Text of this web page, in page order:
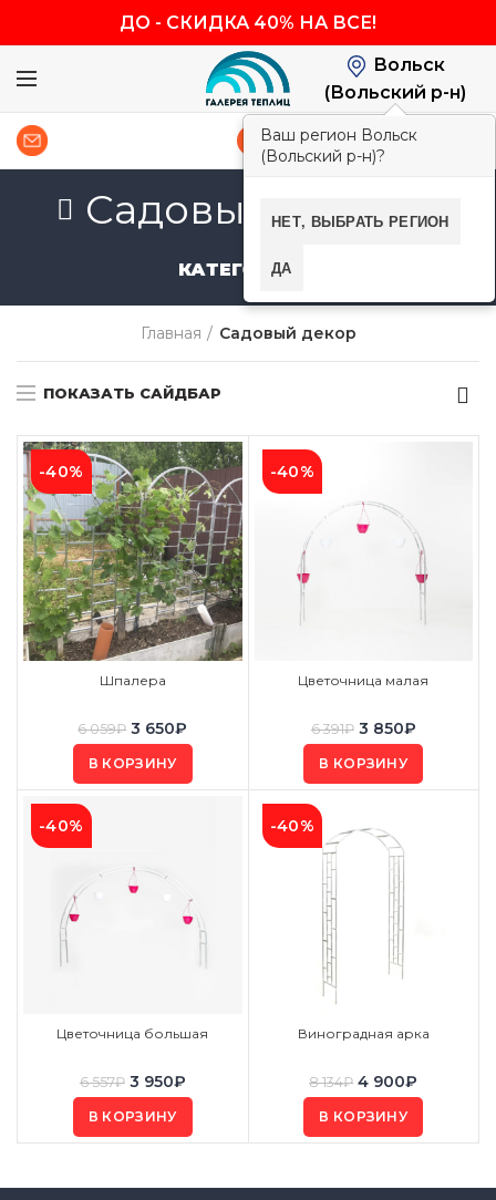
ДО - СКИДКА 40% НА ВСЕ!
Вольск
(Вольский р-н)
Ваш регион Вольск
(Вольский р-н)?
НЕТ, ВЫБРАТЬ РЕГИОН
ДА
8 (800) 600-83-54
Садовый декор
КАТЕГОРИИ
Главная Садовый декор
ПОКАЗАТЬ САЙДБАР
-40%
Шпалера
6 059₽ 3 650₽
В КОРЗИНУ
-40%
Цветочница малая
6 391₽ 3 850₽
В КОРЗИНУ
-40%
Цветочница большая
6 557₽ 3 950₽
В КОРЗИНУ
-40%
Виноградная арка
8 134₽ 4 900₽
В КОРЗИНУ